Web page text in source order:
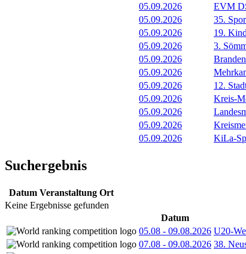
05.09.2026
EVM
05.09.2026
35.
05.09.2026
19.
05.09.2026
3.
05.09.2026
05.09.2026
05.09.2026
12.
05.09.2026
Kreis-
05.09.2026
05.09.2026
05.09.2026
KiLa-
Suchergebnis
Datum Veranstaltung Ort
Keine Ergebnisse gefunden
Datum
05.08 - 09.08.2026 U20-
07.08 - 09.08.2026 38.